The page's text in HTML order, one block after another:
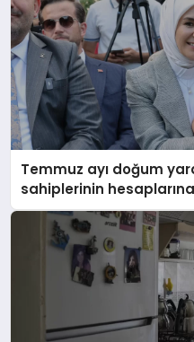
Temmuz ayı doğum
sahiplerinin